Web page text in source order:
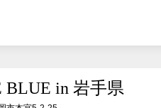
BLUE in 岩手県